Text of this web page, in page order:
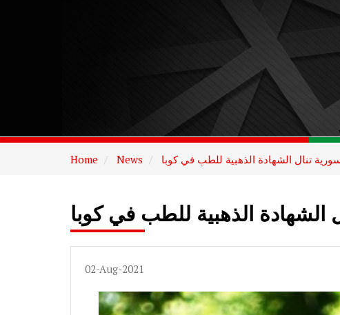
Home News تنال الشهادة الذهبية للطب في كوبا
الشهادة الذهبية للطب في كوبا
02-Aug-2021